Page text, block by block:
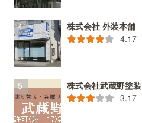
株式会社 外装本舗
4.17
株式会社武蔵野塗装
3.17